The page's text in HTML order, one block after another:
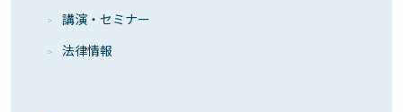
講演・セミナー
法律情報